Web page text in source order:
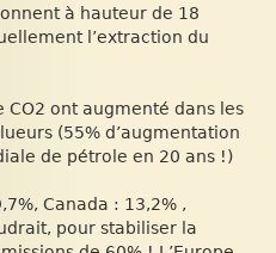
à hauteur de 18
l’extraction du
CO2 ont augmenté dans les
(55% d’augmentation
de pétrole en 20 ans !)
Canada : 13,2% ,
pour stabiliser la